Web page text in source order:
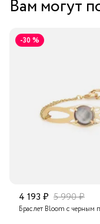
Вам могут
-30 %
4 193 ₽ 5 990 ₽
Браслет Bloom с черным